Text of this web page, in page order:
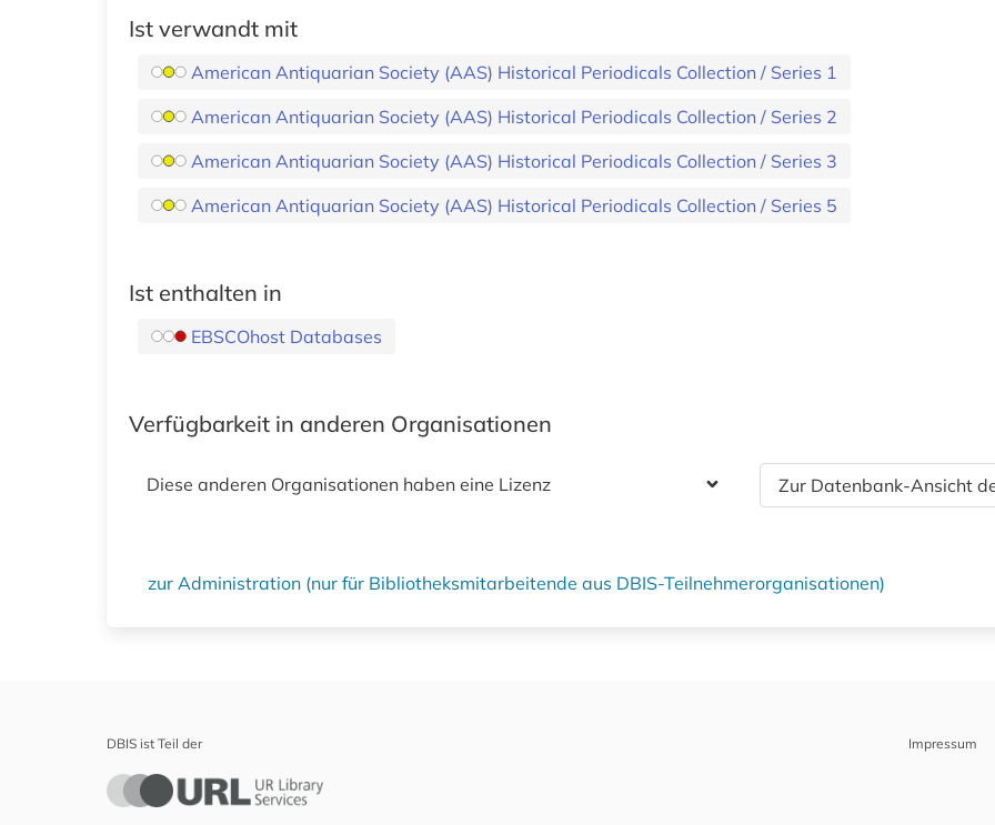
Ist verwandt mit
American Antiquarian Society (AAS) Historical Periodicals Collection / Series 1
American Antiquarian Society (AAS) Historical Periodicals Collection / Series 2
American Antiquarian Society (AAS) Historical Periodicals Collection / Series 3
American Antiquarian Society (AAS) Historical Periodicals Collection / Series 5
Ist enthalten in
EBSCOhost Databases
Verfügbarkeit in anderen Organisationen
Diese anderen Organisationen haben eine Lizenz Zur Datenbank-Ansicht
zur Administration (nur für Bibliotheksmitarbeitende aus DBIS-Teilnehmerorganisationen)
DBIS ist Teil der Impressum